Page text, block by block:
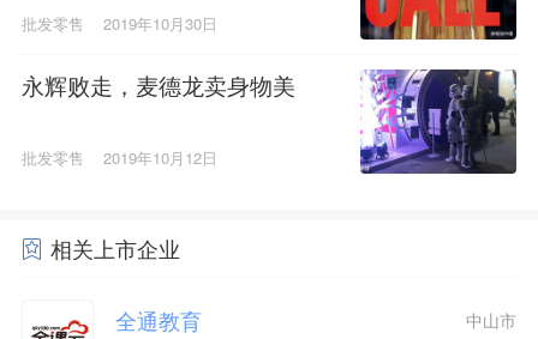
批发零售 2019年10月30日
永辉败走，麦德龙卖身物美
批发零售 2019年10月12日
相关上市企业
全通教育 中山市